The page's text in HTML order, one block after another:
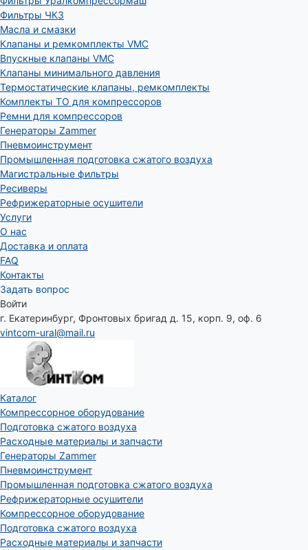
Фильтры ЧКЗ
Масла и смазки
Клапаны и ремкомплекты VMC
Впускные клапаны VMC
Клапаны минимального давления
Термостатические клапаны, ремкомплекты
Комплекты ТО для компрессоров
Ремни для компрессоров
Генераторы Zammer
Пневмоинструмент
Промышленная подготовка сжатого воздуха
Магистральные фильтры
Ресиверы
Рефрижераторные осушители
Услуги
О нас
Доставка и оплата
FAQ
Контакты
Задать вопрос
Войти
г. Екатеринбург, Фронтовых бригад д. 15, корп. 9, оф. 6
vintcom-ural@mail.ru
Каталог
Компрессорное оборудование
Подготовка сжатого воздуха
Расходные материалы и запчасти
Генераторы Zammer
Пневмоинструмент
Промышленная подготовка сжатого воздуха
Рефрижераторные осушители
Компрессорное оборудование
Подготовка сжатого воздуха
Расходные материалы и запчасти